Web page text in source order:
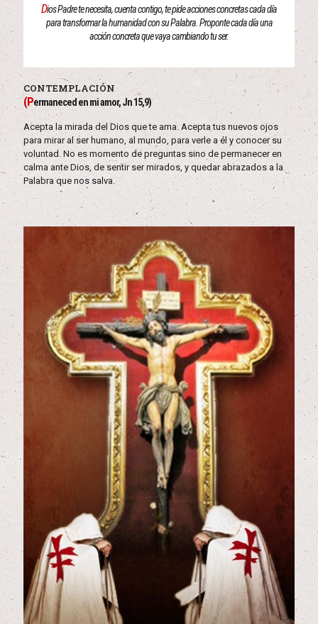
Dios Padre te necesita, cuenta contigo, te pide acciones concretas cada día
para transformar la humanidad con su Palabra. Proponte cada día una
acción concreta que vaya cambiando tu ser.
CONTEMPLACIÓN
(Permaneced en mi amor, Jn 15,9)
Acepta la mirada del Dios que te ama. Acepta tus nuevos ojos
para mirar al ser humano, al mundo, para verle a él y conocer su
voluntad. No es momento de preguntas sino de permanecer en
calma ante Dios, de sentir ser mirados, y quedar abrazados a la
Palabra que nos salva.